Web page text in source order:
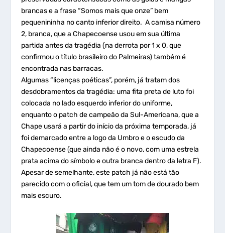
brancas e a frase “Somos mais que onze” bem
pequenininha no canto inferior direito. A camisa número
2, branca, que a Chapecoense usou em sua última
partida antes da tragédia (na derrota por 1 x 0, que
confirmou o título brasileiro do Palmeiras) também é
encontrada nas barracas.
Algumas “licenças poéticas”, porém, já tratam dos
desdobramentos da tragédia: uma fita preta de luto foi
colocada no lado esquerdo inferior do uniforme,
enquanto o patch de campeão da Sul-Americana, que a
Chape usará a partir do início da próxima temporada, já
foi demarcado entre a logo da Umbro e o escudo da
Chapecoense (que ainda não é o novo, com uma estrela
prata acima do símbolo e outra branca dentro da letra F).
Apesar de semelhante, este patch já não está tão
parecido com o oficial, que tem um tom de dourado bem
mais escuro.